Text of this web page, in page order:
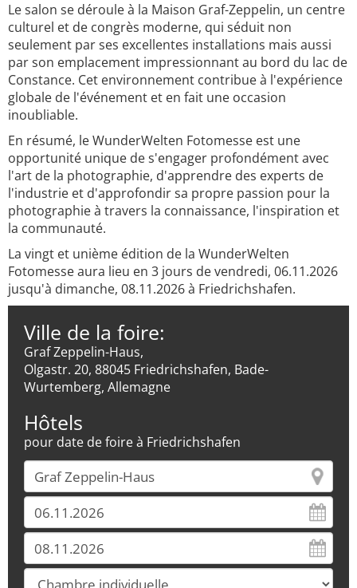
Le salon se déroule à la Maison Graf-Zeppelin, un centre
culturel et de congrès moderne, qui séduit non
seulement par ses excellentes installations mais aussi
par son emplacement impressionnant au bord du lac de
Constance. Cet environnement contribue à l'expérience
globale de l'événement et en fait une occasion
inoubliable.
En résumé, le WunderWelten Fotomesse est une
opportunité unique de s'engager profondément avec
l'art de la photographie, d'apprendre des experts de
l'industrie et d'approfondir sa propre passion pour la
photographie à travers la connaissance, l'inspiration et
la communauté.
La vingt et unième édition de la WunderWelten
Fotomesse aura lieu en 3 jours de vendredi, 06.11.2026
jusqu'à dimanche, 08.11.2026 à Friedrichshafen.
Ville de la foire:
Graf Zeppelin-Haus,
Olgastr. 20, 88045 Friedrichshafen, Bade-
Wurtemberg, Allemagne
Hôtels
pour date de foire à Friedrichshafen